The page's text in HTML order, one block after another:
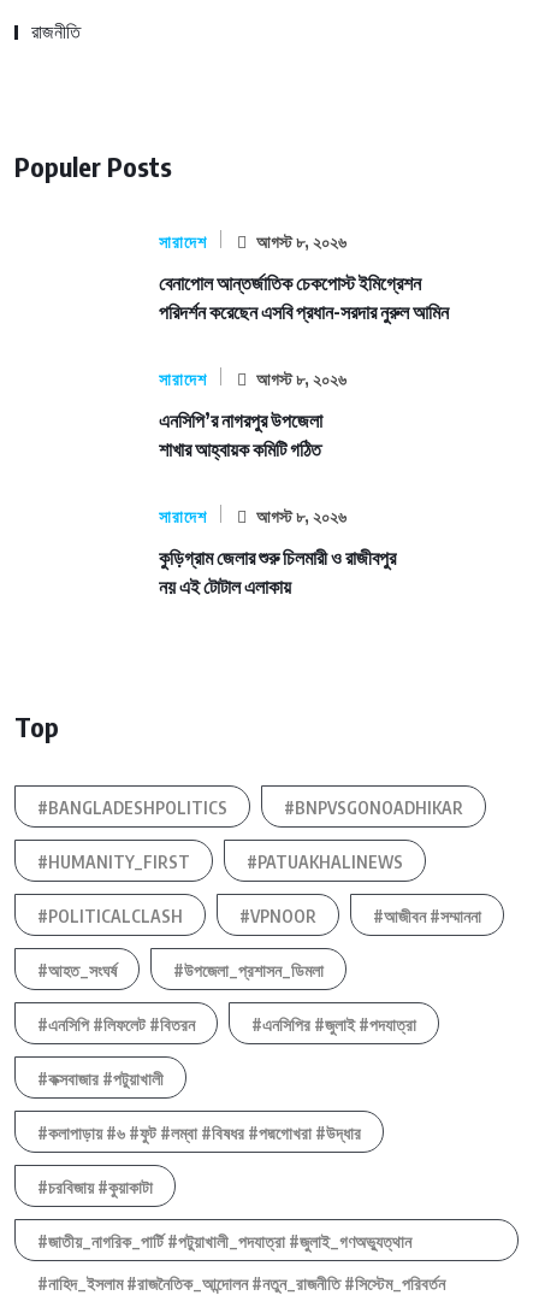
রাজনীতি
Populer Posts
সারাদেশ আগস্ট ৮, ২০২৬
বেনাপোল আন্তর্জাতিক চেকপোস্ট ইমিগ্রেশন
পরিদর্শন করেছেন এসবি প্রধান-সরদার নুরুল আমিন
সারাদেশ আগস্ট ৮, ২০২৬
এনসিপি’র নাগরপুর উপজেলা
শাখার আহ্বায়ক কমিটি গঠিত
সারাদেশ আগস্ট ৮, ২০২৬
কুড়িগ্রাম জেলার শুরু চিলমারী ও রাজীবপুর
নয় এই টোটাল এলাকায়
Top
#BANGLADESHPOLITICS #BNPVSGONOADHIKAR
#HUMANITY_FIRST #PATUAKHALINEWS
#POLITICALCLASH #VPNOOR #আজীবন #সম্মাননা
#আহত_সংঘর্ষ #উপজেলা_প্রশাসন_ডিমলা
#এনসিপি #লিফলেট #বিতরন #এনসিপির #জুলাই #পদযাত্রা
#কক্সবাজার #পটুয়াখালী
#কলাপাড়ায় #৬ #ফুট #লম্বা #বিষধর #পদ্মগোখরা #উদ্ধার
#চরবিজায় #কুয়াকাটা
#জাতীয়_নাগরিক_পার্টি #পটুয়াখালী_পদযাত্রা #জুলাই_গণঅভ্যুত্থান
#নাহিদ_ইসলাম #রাজনৈতিক_আন্দোলন #নতুন_রাজনীতি #সিস্টেম_পরিবর্তন